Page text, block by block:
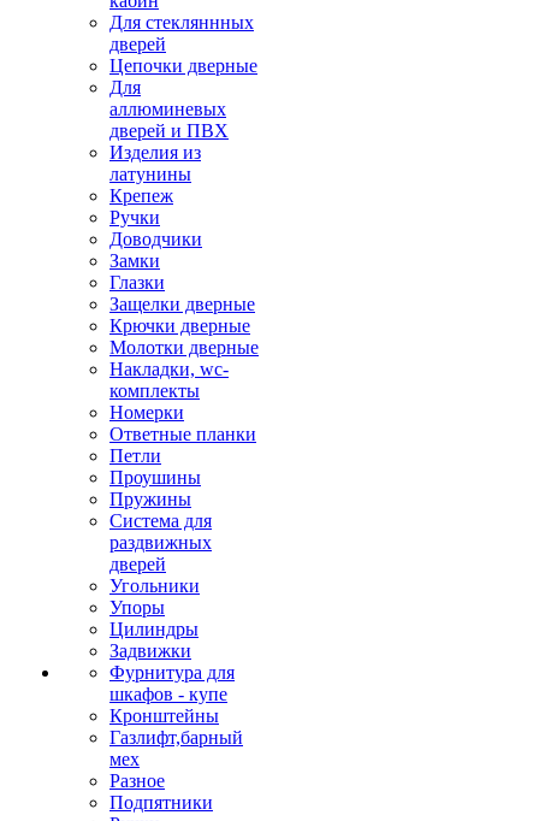
Для стекляннных
дверей
Цепочки дверные
Для
аллюминевых
дверей и ПВХ
Изделия из
латунины
Крепеж
Ручки
Доводчики
Замки
Глазки
Защелки дверные
Крючки дверные
Молотки дверные
Накладки, wc-
комплекты
Номерки
Ответные планки
Петли
Проушины
Пружины
Система для
раздвижных
дверей
Угольники
Упоры
Цилиндры
Задвижки
Фурнитура для
шкафов - купе
Кронштейны
Газлифт,барный
мех
Разное
Подпятники